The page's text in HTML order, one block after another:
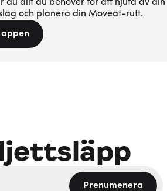
du allt du behöver för att njuta av
och planera din Moveat-rutt.
Prenumenera